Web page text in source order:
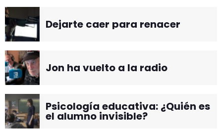
Dejarte caer para renacer
Jon ha vuelto a la radio
Psicología educativa: ¿Quién es
el alumno invisible?